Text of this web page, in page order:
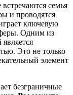
семья
и проводятся
ключевую
Одним из
Это не только
элемент
безграничные